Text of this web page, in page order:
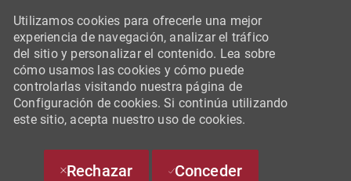
Utilizamos cookies para ofrecerle una mejor
experiencia de navegación, analizar el tráfico
del sitio y personalizar el contenido. Lea sobre
cómo usamos las cookies y cómo puede
controlarlas visitando nuestra página de
Configuración de cookies. Si continúa utilizando
este sitio, acepta nuestro uso de cookies.
Rechazar Conceder